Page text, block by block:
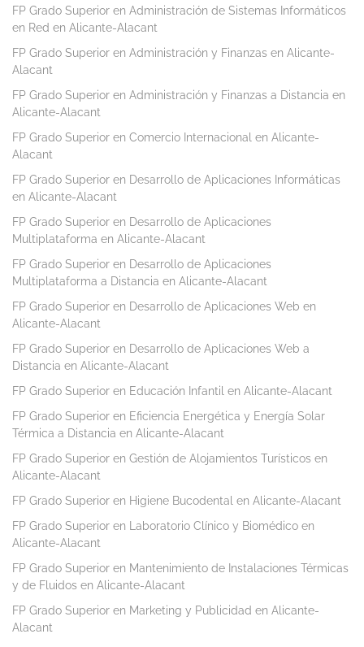
FP Grado Superior en Administración de Sistemas Informáticos
en Red en Alicante-Alacant
FP Grado Superior en Administración y Finanzas en Alicante-
Alacant
FP Grado Superior en Administración y Finanzas a Distancia en
Alicante-Alacant
FP Grado Superior en Comercio Internacional en Alicante-
Alacant
FP Grado Superior en Desarrollo de Aplicaciones Informáticas
en Alicante-Alacant
FP Grado Superior en Desarrollo de Aplicaciones
Multiplataforma en Alicante-Alacant
FP Grado Superior en Desarrollo de Aplicaciones
Multiplataforma a Distancia en Alicante-Alacant
FP Grado Superior en Desarrollo de Aplicaciones Web en
Alicante-Alacant
FP Grado Superior en Desarrollo de Aplicaciones Web a
Distancia en Alicante-Alacant
FP Grado Superior en Educación Infantil en Alicante-Alacant
FP Grado Superior en Eficiencia Energética y Energía Solar
Térmica a Distancia en Alicante-Alacant
FP Grado Superior en Gestión de Alojamientos Turísticos en
Alicante-Alacant
FP Grado Superior en Higiene Bucodental en Alicante-Alacant
FP Grado Superior en Laboratorio Clínico y Biomédico en
Alicante-Alacant
FP Grado Superior en Mantenimiento de Instalaciones Térmicas
y de Fluidos en Alicante-Alacant
FP Grado Superior en Marketing y Publicidad en Alicante-
Alacant